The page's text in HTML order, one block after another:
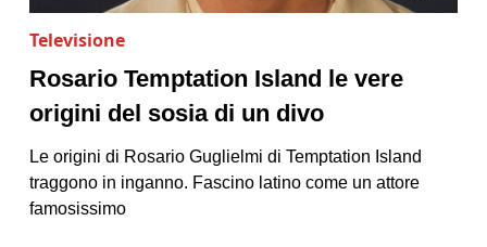
Televisione
Rosario Temptation Island le vere
origini del sosia di un divo
Le origini di Rosario Guglielmi di Temptation Island
traggono in inganno. Fascino latino come un attore
famosissimo